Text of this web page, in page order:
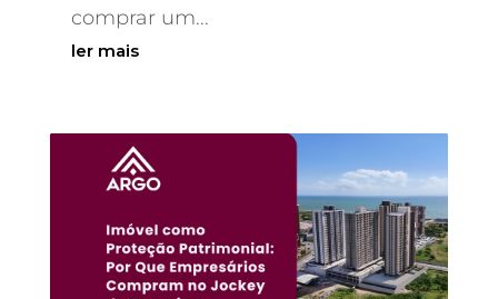
comprar um...
ler mais